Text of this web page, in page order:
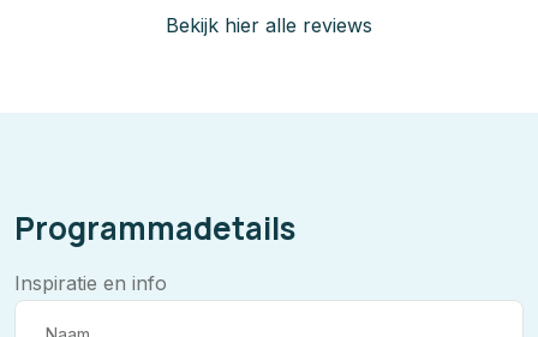
Bekijk hier alle reviews
Programmadetails
Inspiratie en info